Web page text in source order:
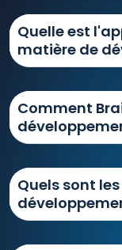
Quelle est
matière de
Comment
Quels sont